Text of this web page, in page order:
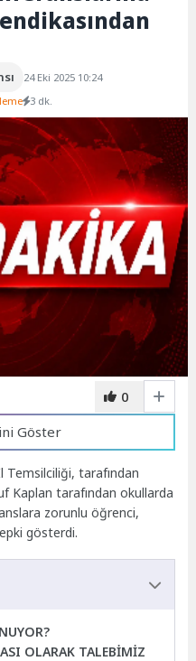
24 Eki 2025 10:24
3 dk.
0
Göster
Temsilciliği, tarafından
Kaplan tarafından okullarda
zorunlu öğrenci,
gösterdi.
OLARAK TALEBİMİZ